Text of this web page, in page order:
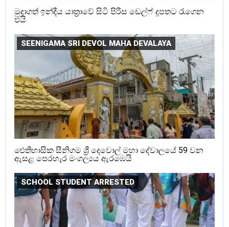
මුදාගත් ඉන්දීය යාත්‍රාවේ සිටි පිරිස ඩෙල්ෆ් දූපතට රැගෙන
එයි
SEENIGAMA SRI DEVOL MAHA DEVALAYA
ඓතිහාසික සීනිගම ශ්‍රී දෙවොල් මහා දේවාලයේ 59 වන
ඇසළ පෙරහැර මංගල්‍යය ඇරඹෙයි
SCHOOL STUDENT ARRESTED